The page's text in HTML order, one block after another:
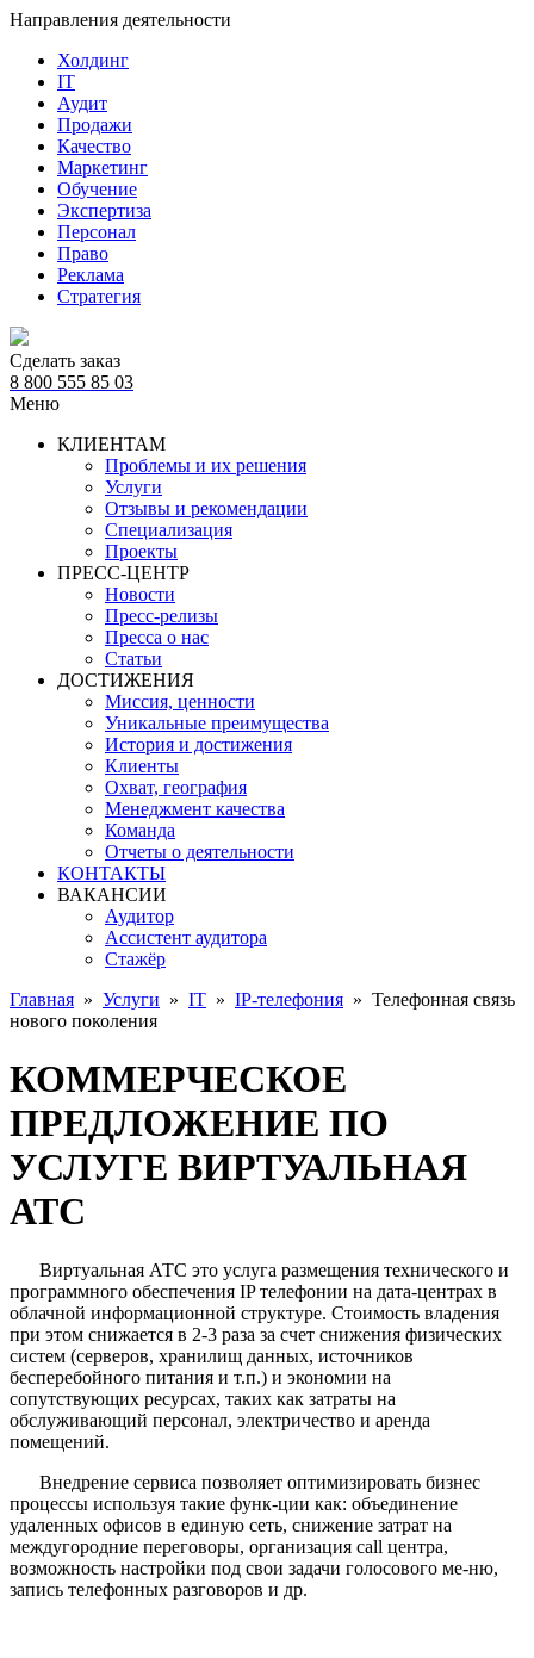
Направления деятельности
Холдинг
IT
Аудит
Продажи
Качество
Маркетинг
Обучение
Экспертиза
Персонал
Право
Реклама
Стратегия
Сделать заказ
8 800 555 85 03
Меню
КЛИЕНТАМ
Проблемы и их решения
Услуги
Отзывы и рекомендации
Специализация
Проекты
ПРЕСС-ЦЕНТР
Новости
Пресс-релизы
Пресса о нас
Статьи
ДОСТИЖЕНИЯ
Миссия, ценности
Уникальные преимущества
История и достижения
Клиенты
Охват, география
Менеджмент качества
Команда
Отчеты о деятельности
КОНТАКТЫ
ВАКАНСИИ
Аудитор
Ассистент аудитора
Стажёр
Главная » Услуги » IT » IP-телефония » Телефонная связь
нового поколения
КОММЕРЧЕСКОЕ
ПРЕДЛОЖЕНИЕ ПО
УСЛУГЕ ВИРТУАЛЬНАЯ
АТС
Виртуальная АТС это услуга размещения технического и
программного обеспечения IP телефонии на дата-центрах в
облачной информационной структуре. Стоимость владения
при этом снижается в 2-3 раза за счет снижения физических
систем (серверов, хранилищ данных, источников
бесперебойного питания и т.п.) и экономии на
сопутствующих ресурсах, таких как затраты на
обслуживающий персонал, электричество и аренда
помещений.
Внедрение сервиса позволяет оптимизировать бизнес
процессы используя такие функ-ции как: объединение
удаленных офисов в единую сеть, снижение затрат на
междугородние переговоры, организация call центра,
возможность настройки под свои задачи голосового ме-ню,
запись телефонных разговоров и др.